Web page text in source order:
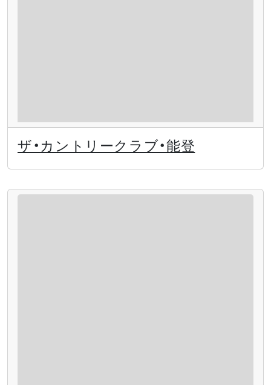
ザ・カントリークラブ・能登